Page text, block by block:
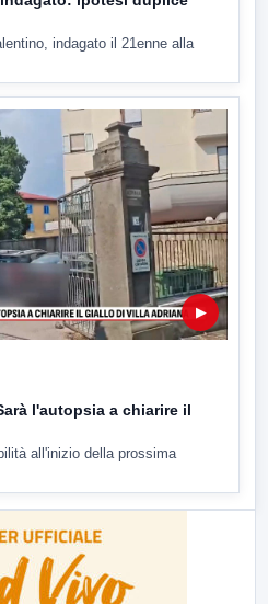
indagato il 21enne alla
▶
l'autopsia a chiarire il
all'inizio della prossima